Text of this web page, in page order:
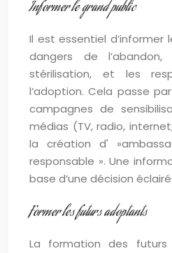
Informer le grand public
Il est essentiel d’informer
dangers de
stérilisation, et les
l’adoption. Cela passe
campagnes de
médias (TV, radio,
la création d'
responsable ». Une
base d’une décision
Former les futurs adoptants
La formation des